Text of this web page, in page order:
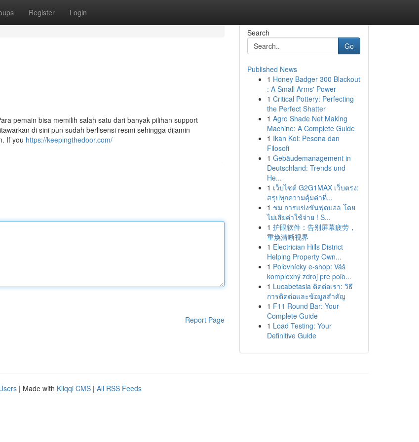
Register Login
pemain bisa memilih salah satu dari banyak pilihan support
di sini pun sudah berlisensi resmi sehingga dijamin
If you https://keepingthedoor.com/
Report Page
Search
Go
Published News
1 Honey Badger 300 Blackout
: A Small Arms' Power
1 Critical Pottery: Perfecting
the Perfect Shatter
1 Agro Shade Net Making
Machine: A Complete Guide
1 Ikan Koi: Pesona dan
Filosofi
1 Gebäudemanagement in
Deutschland: Trends und
He...
1 เว็บไซต์ G2G1MAX เว็บตรง:
สรุปทุกความคุ้มค่าที่...
1 ชม การแข่งขันฟุตบอล โดย
ไม่เสียค่าใช้จ่าย ! S...
1 护眼软件：告别屏幕疲劳，
重焕清晰视界
1 Electrician Hills District
Helping Property Own...
1 Poľovnícky e-shop: Váš
komplexný zdroj pre poľo...
1 Lucabetasia ติดต่อเรา: วิธี
การติดต่อและข้อมูลสำคัญ
1 F11 Round Bar: Your
Complete Guide
1 Load Testing: Your
Definitive Guide
| Made with Kliqqi CMS | All RSS Feeds